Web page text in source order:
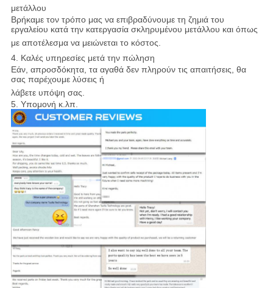
μετάλλου
Βρήκαμε τον τρόπο μας να επιβραδύνουμε τη ζημιά του
εργαλείου κατά την κατεργασία σκληρυμένου μετάλλου και όπως
με αποτέλεσμα να μειώνεται το κόστος.
4. Καλές υπηρεσίες μετά την πώληση
Εάν, απροσδόκητα, τα αγαθά δεν πληρούν τις απαιτήσεις, θα
σας παρέχουμε λύσεις ή
λάβετε υπόψη σας.
5. Υπομονή κ.λπ.